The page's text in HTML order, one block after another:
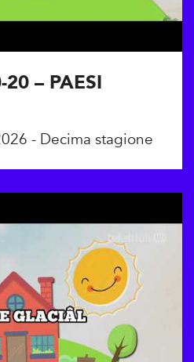
– PAESI
- Decima stagione